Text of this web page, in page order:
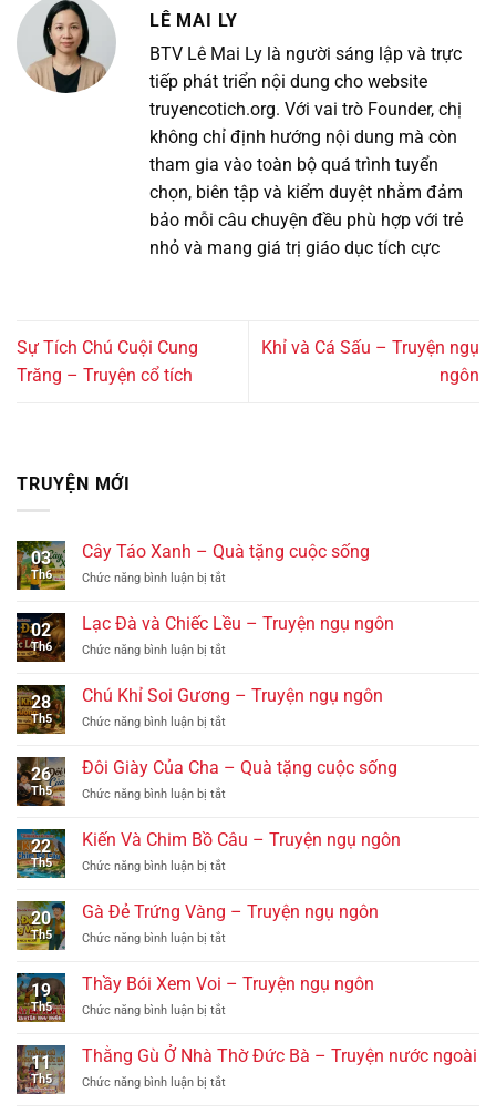
LÊ MAI LY
BTV Lê Mai Ly là người sáng lập và trực
tiếp phát triển nội dung cho website
truyencotich.org. Với vai trò Founder, chị
không chỉ định hướng nội dung mà còn
tham gia vào toàn bộ quá trình tuyển
chọn, biên tập và kiểm duyệt nhằm đảm
bảo mỗi câu chuyện đều phù hợp với trẻ
nhỏ và mang giá trị giáo dục tích cực
Sự Tích Chú Cuội Cung
Trăng – Truyện cổ tích
Khỉ và Cá Sấu – Truyện ngụ
ngôn
TRUYỆN MỚI
03
Th6
Cây Táo Xanh – Quà tặng cuộc sống
Chức năng bình luận bị tắtở
Táo
Xanh
–
tặng
cuộc
sống
02
Th6
Lạc Đà và Chiếc Lều – Truyện ngụ ngôn
Chức năng bình luận bị tắtở
và
Chiếc
ngụ
28
Th5
Chú Khỉ Soi Gương – Truyện ngụ ngôn
Chức năng bình luận bị tắtở
Gương
Truyện
ngôn
26
Th5
Đôi Giày Của Cha – Quà tặng cuộc sống
Chức năng bình luận bị tắtở
Giày
Của
Cha
cuộc
22
Th5
Kiến Và Chim Bồ Câu – Truyện ngụ ngôn
Chức năng bình luận bị tắtở
Chim
Bồ
ngụ
20
Th5
Gà Đẻ Trứng Vàng – Truyện ngụ ngôn
Chức năng bình luận bị tắtở
Trứng
Vàng
Truyện
ngôn
19
Th5
Thầy Bói Xem Voi – Truyện ngụ ngôn
Chức năng bình luận bị tắtở
Bói
Xem
Voi
11
Th5
Thằng Gù Ở Nhà Thờ Đức Bà – Truyện nước ngoài
Chức năng bình luận bị tắtở